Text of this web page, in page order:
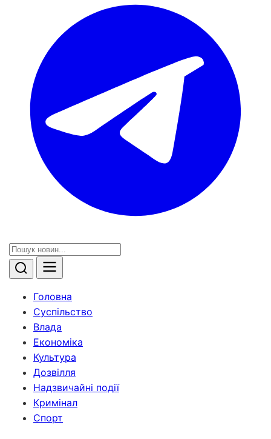
Головна
Суспільство
Влада
Економіка
Культура
Дозвілля
Надзвичайні події
Кримінал
Спорт